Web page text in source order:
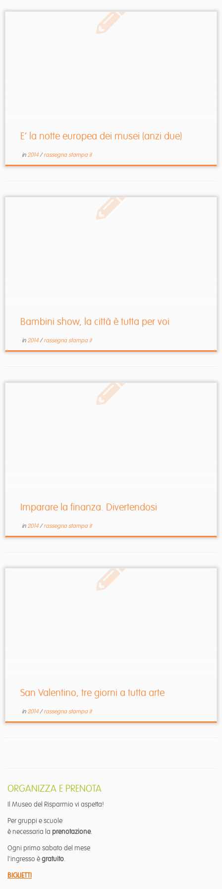
E’ la notte europea dei musei (anzi due)
in 2014/rassegna stampa it
Bambini show, la città è tutta per voi
in 2014/rassegna stampa it
Imparare la finanza. Divertendosi
in 2014/rassegna stampa it
San Valentino, tre giorni a tutta arte
in 2014/rassegna stampa it
ORGANIZZA E PRENOTA
Il Museo del Risparmio vi aspetta!
Per gruppi e scuole
è necessaria la prenotazione.
Ogni primo sabato del mese
l'ingresso ègratuito.
BIGLIETTI